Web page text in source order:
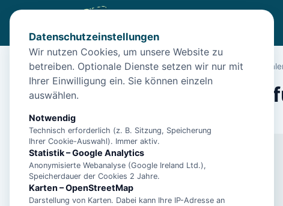
Start Unterkünfte Wangerooge/"Entspannen und
"Entspannen und
26486 Wangerooge
Datenschutzeinstellungen
Wir nutzen Cookies, um unsere Website zu
betreiben. Optionale Dienste setzen wir nur mit
Ihrer Einwilligung ein. Sie können einzeln
auswählen.
Notwendig
Technisch erforderlich (z. B. Sitzung, Speicherung
Ihrer Cookie-Auswahl). Immer aktiv.
Statistik – Google Analytics
Anonymisierte Webanalyse (Google Ireland Ltd.),
Speicherdauer der Cookies 2 Jahre.
Karten – OpenStreetMap
Darstellung von Karten. Dabei kann Ihre IP-Adresse an